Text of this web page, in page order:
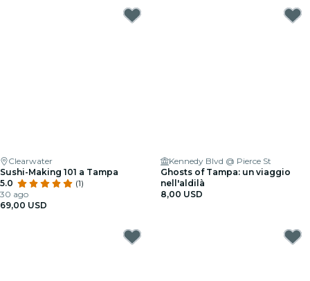
Clearwater
Sushi-Making 101 a Tampa
5.0
(1)
30 ago
69,00 USD
Kennedy Blvd @ Pierce St
Ghosts of Tampa: un viaggio
nell'aldilà
8,00 USD